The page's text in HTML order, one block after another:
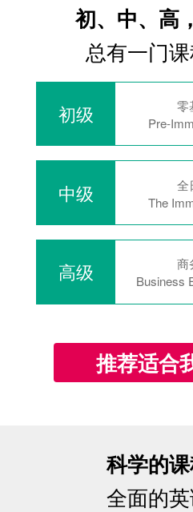
初、中、高
总有一门
初级
零
Pre-
中级
全
The
高级
商
Business
推荐适合
科学的
全面的